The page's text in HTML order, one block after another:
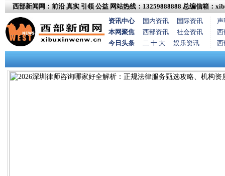
西部新闻网：前沿 真实 引领 公益 网站热线：13259888888 总编信箱：
资讯中心
国内资讯
国际资讯
本网聚焦
西部资讯
社会资讯
今日头条
二 十 大 娱乐资讯
声
西
西